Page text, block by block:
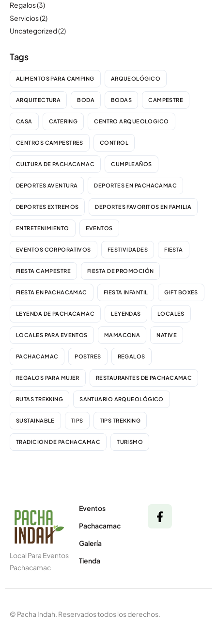
Regalos(3)
Servicios(2)
Uncategorized(2)
Tags
ALIMENTOS PARA CAMPING ARQUEOLÓGICO
ARQUITECTURA BODA BODAS CAMPESTRE
CASA CATERING CENTRO ARQUEOLOGICO
CENTROS CAMPESTRES CONTROL
CULTURA DE PACHACAMAC CUMPLEAÑOS
DEPORTES AVENTURA DEPORTES EN PACHACAMAC
DEPORTES EXTREMOS DEPORTES FAVORITOS EN FAMILIA
ENTRETENIMIENTO EVENTOS
EVENTOS CORPORATIVOS FESTIVIDADES FIESTA
FIESTA CAMPESTRE FIESTA DE PROMOCIÓN
FIESTA EN PACHACAMAC FIESTA INFANTIL GIFT BOXES
LEYENDA DE PACHACAMAC LEYENDAS LOCALES
LOCALES PARA EVENTOS MAMACONA NATIVE
PACHACAMAC POSTRES REGALOS
REGALOS PARA MUJER RESTAURANTES DE PACHACAMAC
RUTAS TREKKING SANTUARIO ARQUEOLÓGICO
SUSTAINABLE TIPS TIPS TREKKING
TRADICION DE PACHACAMAC TURISMO
Local Para Eventos
Pachacamac
Eventos
Pachacamac
Galería
Tienda
© Pacha Indah. Reservados todos los derechos.